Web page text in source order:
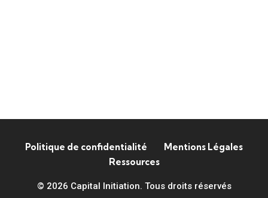
Politique de confidentialité
Mentions Légales
Ressources
© 2026 Capital Initiation. Tous droits réservés